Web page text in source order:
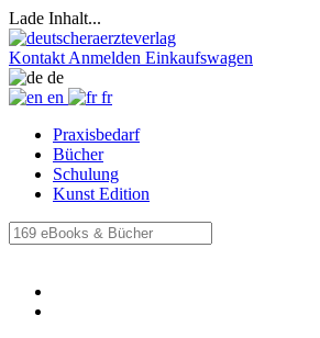
Lade Inhalt...
Kontakt Anmelden Einkaufswagen
de
en
fr
Praxisbedarf
Bücher
Schulung
Kunst Edition